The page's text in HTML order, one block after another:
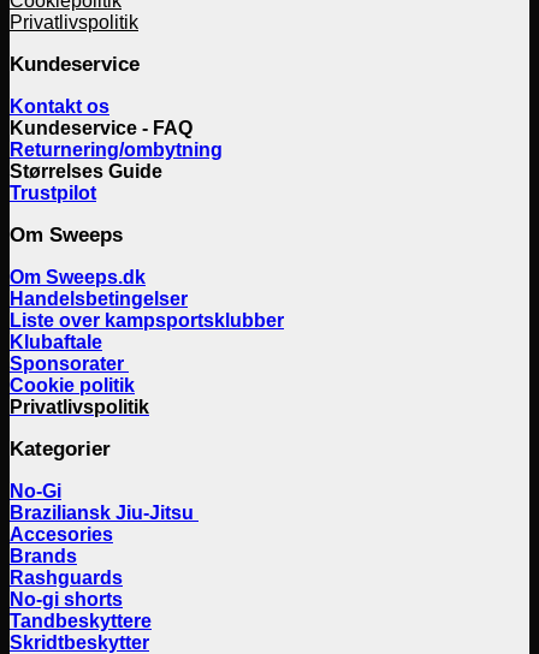
Privatlivspolitik
Kundeservice
Kontakt os
Kundeservice - FAQ
Returnering/ombytning
Størrelses Guide
Trustpilot
Om Sweeps
Om Sweeps.dk
Handelsbetingelser
Liste over kampsportsklubber
Klubaftale
Sponsorater
Cookie politik
Privatlivspolitik
Kategorier
No-Gi
Braziliansk Jiu-Jitsu
Accesories
Brands
Rashguards
No-gi shorts
Tandbeskyttere
Skridtbeskytter